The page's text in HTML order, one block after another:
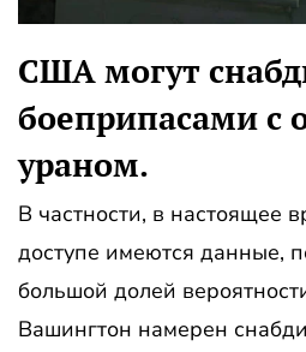
США могут
боеприпасами с
ураном.
В частности, в настоящее
доступе имеются данные,
большой долей
Вашингтон намерен